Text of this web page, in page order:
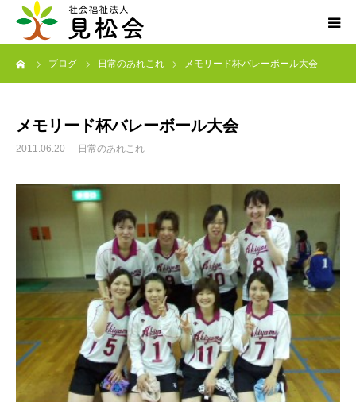
ブログ 日常のあれこれ メモリード杯バレーボール大会
メモリード杯バレーボール大会
2011.06.20 日常のあれこれ
ブログ
求人・ボランティア
お知らせ